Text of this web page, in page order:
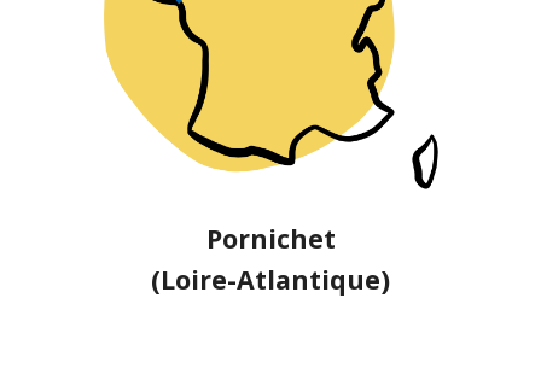
Pornichet
(Loire-Atlantique)